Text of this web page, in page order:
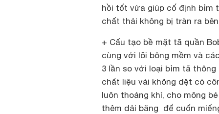
hồi tốt vừa giúp cố định bỉm
chất thải không bị tràn ra
+ Cấu tạo bề mặt tã quần
cùng với lõi bông mềm và
3 lần so với loại bỉm tã
chất liệu vải không dệt có
luôn thoáng khí, cho mông
thêm dải băng để cuốn